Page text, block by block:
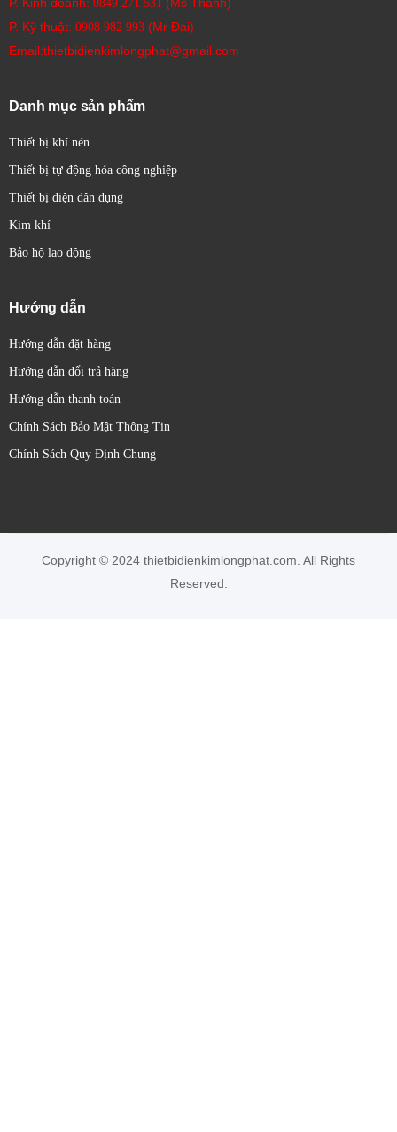
P. Kinh doanh: 0849 271 531 (Ms Thanh)
P. Kỹ thuật: 0908 982 993​ (Mr Đại)
Email:thietbidienkimlongphat@gmail.com
Danh mục sản phẩm
Thiết bị khí nén
Thiết bị tự động hóa công nghiệp
Thiết bị điện dân dụng
Kim khí
Bảo hộ lao động
Hướng dẫn
Hướng dẫn đặt hàng
Hướng dẫn đổi trả hàng
Hướng dẫn thanh toán
Chính Sách Bảo Mật Thông Tin
Chính Sách Quy Định Chung
Copyright © 2024 thietbidienkimlongphat.com. All Rights
Reserved.